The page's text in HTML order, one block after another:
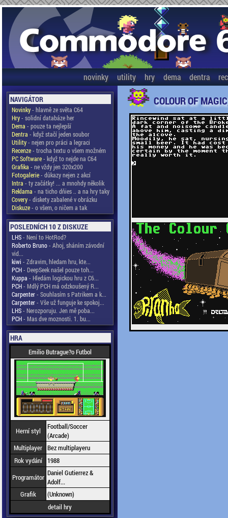
novinky utility hry dema dentra
NAVIGÁTOR
Novinky- hlavně ze světa C64
Hry- solidní databáze her
Dema - pouze ta nejlepší
Dentra - když stačí jeden soubor
Utility- nejen pro práci a legraci
Recenze- trocha textu o všem možném
PC Software- když to nejde na C64
Grafika - ne vždy jen 320x200
Fotogalerie- důkazy nejen z akcí
Intra - ty začátky! ... a mnohdy několik
Reklama - na ticho dňies .. a na hry taky
Covery- diskety zabalené v obrázku
Diskuze- o všem, o ničem a tak
POSLEDNÍCH 10 Z DISKUZE
LHS- Není to HotRod?
Roberto Bruno- Ahoj, sháním závodní
vid...
kiwi - Zdravim, hledam hru, kte...
PCH- DeepSeek našel pouze toh...
Kuppa - Hledám logickou hru z C6...
PCH- Mdlý PCH má odzkoušený R...
Carpenter- Souhlasím s Patrikem a k...
Carpenter- Vše už funguje ke spokoj...
LHS- Nerozporuju. Jen mě poba...
PCH- Mas dve moznosti. 1. bu...
HRA
Emilio Butrague?o Futbol
Herní styl
Football/Soccer
(Arcade)
Multiplayer Bez multiplayeru
Rok vydání
1988
Programátor Daniel Gutierrez &
Adolf...
Grafik
(Unknown)
detail hry
COLOUR OF